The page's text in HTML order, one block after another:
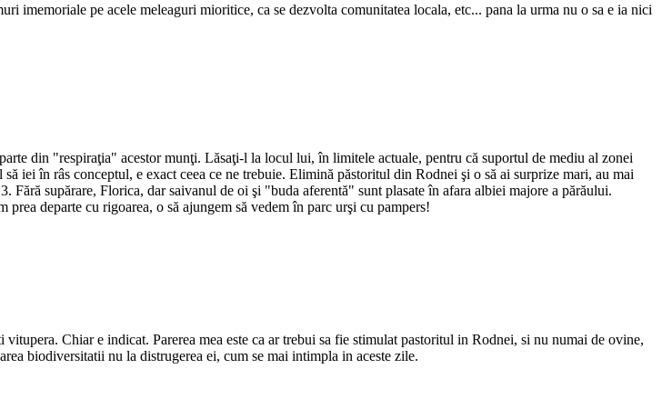
imemoriale pe acele meleaguri mioritice, ca se dezvolta comunitatea locala, etc... pana la urma nu o sa e ia nici
din "respiraţia" acestor munţi. Lăsaţi-l la locul lui, în limitele actuale, pentru că suportul de mediu al zonei
iei în râs conceptul, e exact ceea ce ne trebuie. Elimină păstoritul din Rodnei şi o să ai surprize mari, au mai
supărare, Florica, dar saivanul de oi şi "buda aferentă" sunt plasate în afara albiei majore a părăului.
prea departe cu rigoarea, o să ajungem să vedem în parc urşi cu pampers!
Chiar e indicat. Parerea mea este ca ar trebui sa fie stimulat pastoritul in Rodnei, si nu numai de ovine,
biodiversitatii nu la distrugerea ei, cum se mai intimpla in aceste zile.